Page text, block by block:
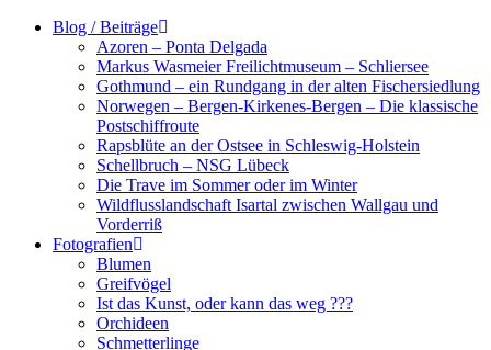
Zum
Blog / Beiträge
Azoren – Ponta Delgada
Markus Wasmeier Freilichtmuseum – Schliersee
Gothmund – ein Rundgang in der alten Fischersiedlung
Norwegen – Bergen-Kirkenes-Bergen – Die klassische
Postschiffroute
Rapsblüte an der Ostsee in Schleswig-Holstein
Schellbruch – NSG Lübeck
Die Trave im Sommer oder im Winter
Wildflusslandschaft Isartal zwischen Wallgau und
Vorderriß
Fotografien
Blumen
Greifvögel
Ist das Kunst, oder kann das weg ???
Orchideen
Schmetterlinge